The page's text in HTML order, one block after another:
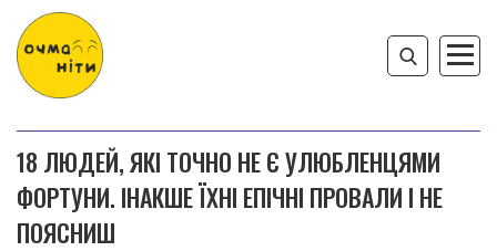
18 ЛЮДЕЙ, ЯКІ ТОЧНО НЕ Є УЛЮБЛЕНЦЯМИ
ФОРТУНИ. ІНАКШЕ ЇХНІ ЕПІЧНІ ПРОВАЛИ І НЕ
ПОЯСНИШ